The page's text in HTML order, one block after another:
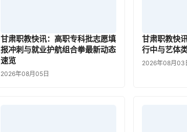
甘肃职教快讯：高职专科批志愿填
报冲刺与就业护航组合拳最新动态
速览
2026年08月05日
甘肃职教快
行中与艺体
2026年08月03